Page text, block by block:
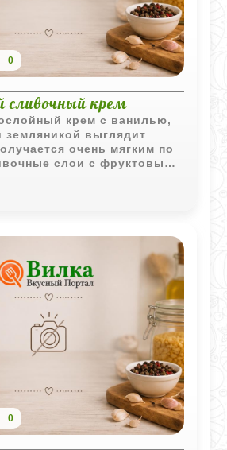
0
сливочный крем
крем с ванилью,
земляникой выглядит
очень мягким по
слои с фруктовыми
десерт одновременно
0